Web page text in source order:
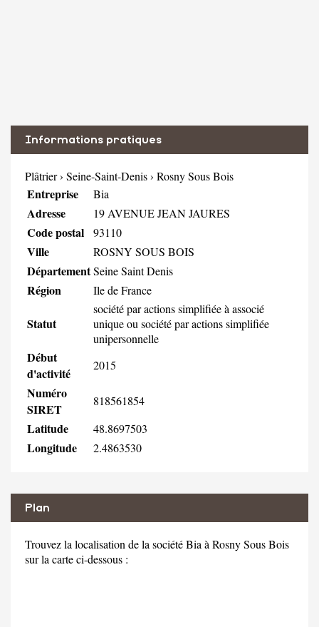
Informations pratiques
Plâtrier› Seine-Saint-Denis› Rosny Sous Bois
Entreprise Bia
Adresse 19 AVENUE JEAN JAURES
Code postal 93110
Ville ROSNY SOUS BOIS
DépartementSeine Saint Denis
Région Ile de France
Statut
société par actions simplifiée à associé
unique ou société par actions simplifiée
unipersonnelle
Début
d'activité
2015
Numéro
SIRET
818561854
Latitude 48.8697503
Longitude 2.4863530
Plan
Trouvez la localisation de la société Bia à Rosny Sous Bois
sur la carte ci-dessous :